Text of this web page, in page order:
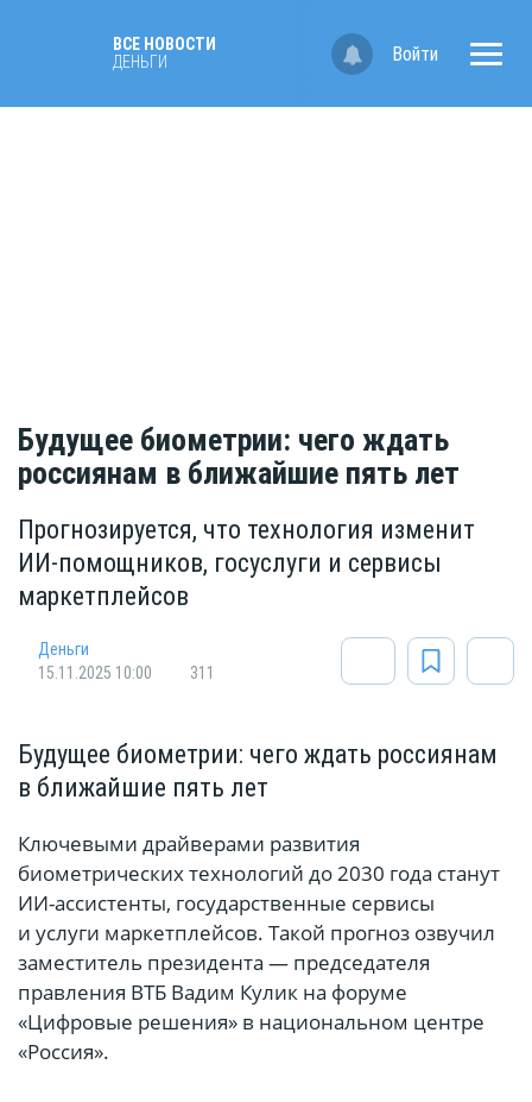
ВСЕ НОВОСТИ
ДЕНЬГИ
Войти
Будущее биометрии: чего ждать
россиянам в ближайшие пять лет
Прогнозируется, что технология изменит
ИИ-помощников, госуслуги и сервисы
маркетплейсов
Деньги
15.11.2025 10:00
311
Будущее биометрии: чего ждать россиянам
в ближайшие пять лет
Ключевыми драйверами развития
биометрических технологий до 2030 года станут
ИИ-ассистенты, государственные сервисы
и услуги маркетплейсов. Такой прогноз озвучил
заместитель президента — председателя
правления ВТБ Вадим Кулик на форуме
«Цифровые решения» в национальном центре
«Россия».